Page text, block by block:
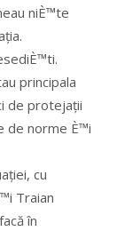
niÈ™te
principala
de protejații
de norme È™i
cu
Traian
în